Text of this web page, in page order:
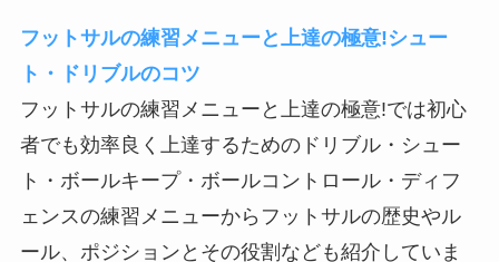
フットサルの練習メニューと上達の極意!シュー
ト・ドリブルのコツ
フットサルの練習メニューと上達の極意!では初心
者でも効率良く上達するためのドリブル・シュー
ト・ボールキープ・ボールコントロール・ディフ
ェンスの練習メニューからフットサルの歴史やル
ール、ポジションとその役割なども紹介していま